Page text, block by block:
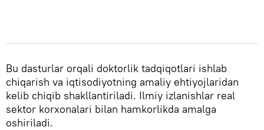
Bu dasturlar orqali doktorlik tadqiqotlari ishlab
chiqarish va iqtisodiyotning amaliy ehtiyojlaridan
kelib chiqib shakllantiriladi. Ilmiy izlanishlar real
sektor korxonalari bilan hamkorlikda amalga
oshiriladi.